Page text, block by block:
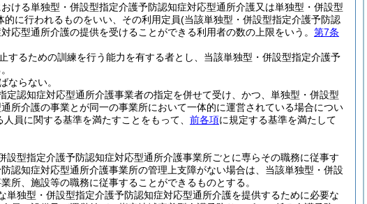
ける単独型・併設型指定介護予防認知症対応型通所介護又は単独型・併設型
的に行われるものをいい、その利用定員(当該単独型・併設型指定介護予防認
型通所介護の提供を受けることができる利用者の数の上限をいう。 第7条
るための訓練を行う能力を有する者とし、当該単独型・併設型指定介護予
ならない。
認知症対応型通所介護事業者の指定を併せて受け、かつ、単独型・併設型
所介護の事業とが同一の事業所において一体的に運営されている場合につい
人員に関する基準を満たすことをもって、 前各項に規定する基準を満たして
型指定介護予防認知症対応型通所介護事業所ごとに専らその職務に従事す
認知症対応型通所介護事業所の管理上支障がない場合は、当該単独型・併設
所、施設等の職務に従事することができるものとする。
独型・併設型指定介護予防認知症対応型通所介護を提供するために必要な